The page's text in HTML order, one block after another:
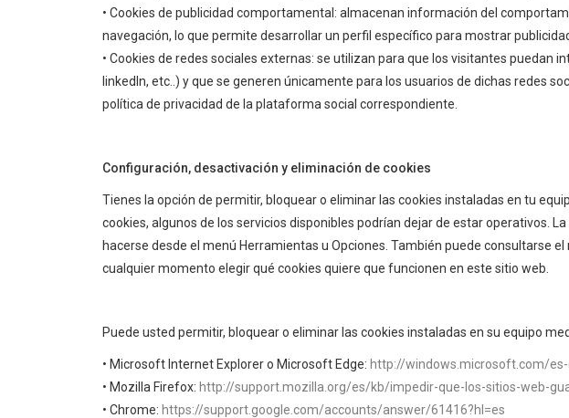
• Cookies de publicidad comportamental: almacenan información del
navegación, lo que permite desarrollar un perfil específico para mostrar
• Cookies de redes sociales externas: se utilizan para que los visitantes
linkedIn, etc..) y que se generen únicamente para los usuarios de dichas redes
política de privacidad de la plataforma social correspondiente.
Configuración, desactivación y eliminación de cookies
Tienes la opción de permitir, bloquear o eliminar las cookies instaladas en tu
cookies, algunos de los servicios disponibles podrían dejar de estar operativos.
hacerse desde el menú Herramientas u Opciones. También puede consultarse
cualquier momento elegir qué cookies quiere que funcionen en este sitio web.
Puede usted permitir, bloquear o eliminar las cookies instaladas en su equipo
• Microsoft Internet Explorer o Microsoft Edge: http://windows.microsoft.com/
• Mozilla Firefox: http://support.mozilla.org/es/kb/impedir-que-los-sitios-web-
• Chrome: https://support.google.com/accounts/answer/61416?hl=es